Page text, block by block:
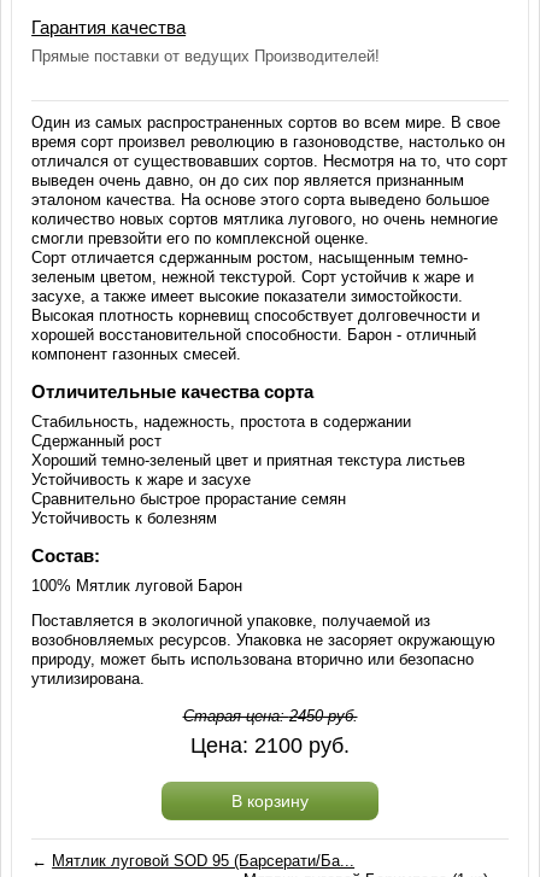
Гарантия качества
Прямые поставки от ведущих Производителей!
Один из самых распространенных сортов во всем мире. В свое
время сорт произвел революцию в газоноводстве, настолько он
отличался от существовавших сортов. Несмотря на то, что сорт
выведен очень давно, он до сих пор является признанным
эталоном качества. На основе этого сорта выведено большое
количество новых сортов мятлика лугового, но очень немногие
смогли превзойти его по комплексной оценке.
Сорт отличается сдержанным ростом, насыщенным темно-
зеленым цветом, нежной текстурой. Сорт устойчив к жаре и
засухе, а также имеет высокие показатели зимостойкости.
Высокая плотность корневищ способствует долговечности и
хорошей восстановительной способности. Барон - отличный
компонент газонных смесей.
Отличительные качества сорта
Стабильность, надежность, простота в содержании
Сдержанный рост
Хороший темно-зеленый цвет и приятная текстура листьев
Устойчивость к жаре и засухе
Сравнительно быстрое прорастание семян
Устойчивость к болезням
Состав:
100% Мятлик луговой Барон
Поставляется в экологичной упаковке, получаемой из
возобновляемых ресурсов. Упаковка не засоряет окружающую
природу, может быть использована вторично или безопасно
утилизирована.
Старая цена:2450руб.
Цена: 2100 руб.
В корзину
← Мятлик луговой SOD 95 (Барсерати/Ба...